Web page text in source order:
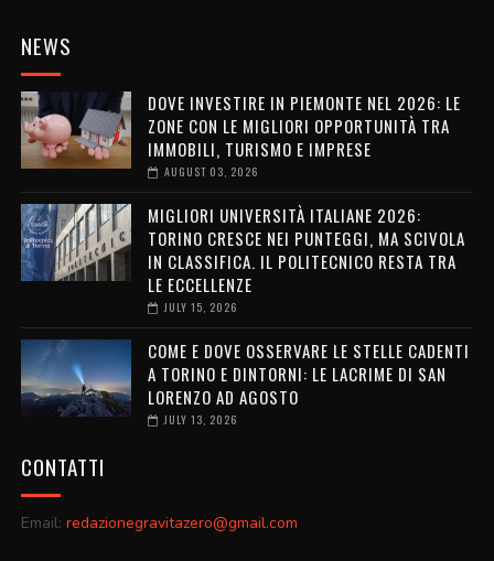
NEWS
DOVE INVESTIRE IN PIEMONTE NEL 2026: LE
ZONE CON LE MIGLIORI OPPORTUNITÀ TRA
IMMOBILI, TURISMO E IMPRESE
AUGUST 03, 2026
MIGLIORI UNIVERSITÀ ITALIANE 2026:
TORINO CRESCE NEI PUNTEGGI, MA SCIVOLA
IN CLASSIFICA. IL POLITECNICO RESTA TRA
LE ECCELLENZE
JULY 15, 2026
COME E DOVE OSSERVARE LE STELLE CADENTI
A TORINO E DINTORNI: LE LACRIME DI SAN
LORENZO AD AGOSTO
JULY 13, 2026
CONTATTI
Email: redazionegravitazero@gmail.com